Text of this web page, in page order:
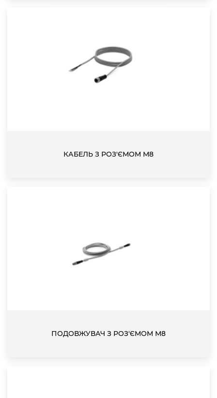
КАБЕЛЬ З РОЗ'ЄМОМ М8
ПОДОВЖУВАЧ З РОЗ'ЄМОМ М8